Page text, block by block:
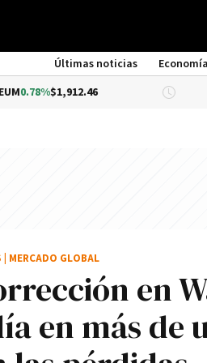
Últimas noticias Economía
DÓLAR
en
en más de
MERCADO GLOBAL